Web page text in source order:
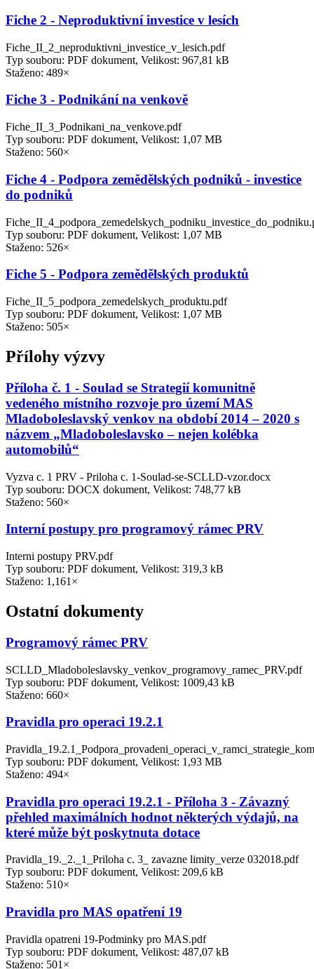
Fiche 2 - Neproduktivní investice v lesích
Fiche_II_2_neproduktivni_investice_v_lesich.pdf
Typ souboru: PDF dokument, Velikost: 967,81 kB
Staženo: 489×
Fiche 3 - Podnikání na venkově
Fiche_II_3_Podnikani_na_venkove.pdf
Typ souboru: PDF dokument, Velikost: 1,07 MB
Staženo: 560×
Fiche 4 - Podpora zemědělských podniků - investice
do podniků
Typ souboru: PDF dokument, Velikost: 1,07 MB
Staženo: 526×
Fiche 5 - Podpora zemědělských produktů
Fiche_II_5_podpora_zemedelskych_produktu.pdf
Typ souboru: PDF dokument, Velikost: 1,07 MB
Staženo: 505×
Přílohy výzvy
Příloha č. 1 - Soulad se Strategií komunitně
vedeného místního rozvoje pro území MAS
Mladoboleslavský venkov na období 2014 – 2020 s
názvem „Mladoboleslavsko – nejen kolébka
automobilů“
Vyzva c. 1 PRV - Priloha c. 1-Soulad-se-SCLLD-vzor.docx
Typ souboru: DOCX dokument, Velikost: 748,77 kB
Staženo: 560×
Interní postupy pro programový rámec PRV
Interni postupy PRV.pdf
Typ souboru: PDF dokument, Velikost: 319,3 kB
Staženo: 1,161×
Ostatní dokumenty
Programový rámec PRV
SCLLD_Mladoboleslavsky_venkov_programovy_ramec_PRV.pdf
Typ souboru: PDF dokument, Velikost: 1009,43 kB
Staženo: 660×
Pravidla pro operaci 19.2.1
Typ souboru: PDF dokument, Velikost: 1,93 MB
Staženo: 494×
Pravidla pro operaci 19.2.1 - Příloha 3 - Závazný
přehled maximálních hodnot některých výdajů, na
které může být poskytnuta dotace
Pravidla_19._2._1_Priloha c. 3_ zavazne limity_verze 032018.pdf
Typ souboru: PDF dokument, Velikost: 209,6 kB
Staženo: 510×
Pravidla pro MAS opatření 19
Pravidla opatreni 19-Podminky pro MAS.pdf
Typ souboru: PDF dokument, Velikost: 487,07 kB
Staženo: 501×